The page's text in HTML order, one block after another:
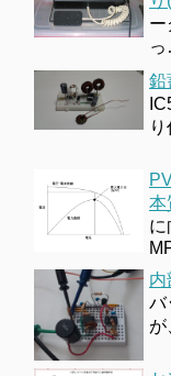
ー
鉛
本
に
内
バ